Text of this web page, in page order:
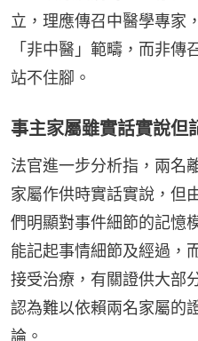
立，理應傳召中醫學專家
「非中醫」範疇，而非
站不住腳。
事主家屬雖實話實說但
法官進一步分析指，兩名
家屬作供時實話實說，但
們明顯對事件細節的記憶
能記起事情細節及經過，
接受治療，有關證供大部
認為難以依賴兩名家屬的
論。